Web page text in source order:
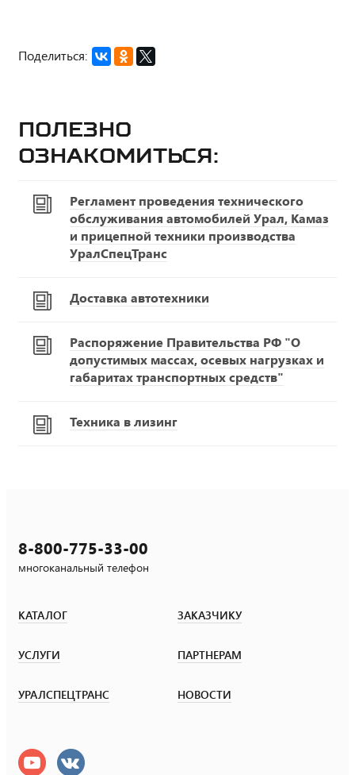
Поделиться:
Полезно
ознакомиться:
Регламент проведения технического
обслуживания автомобилей Урал, Камаз
и прицепной техники производства
УралСпецТранс
Доставка автотехники
Распоряжение Правительства РФ "О
допустимых массах, осевых нагрузках и
габаритах транспортных средств"
Техника в лизинг
8-800-775-33-00
многоканальный телефон
КАТАЛОГ ЗАКАЗЧИКУ
УСЛУГИ ПАРТНЕРАМ
УРАЛСПЕЦТРАНС НОВОСТИ